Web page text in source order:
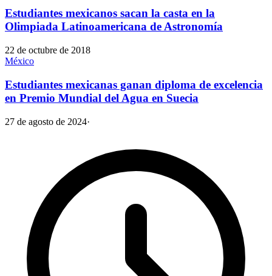
Estudiantes mexicanos sacan la casta en la
Olimpiada Latinoamericana de Astronomía
22 de octubre de 2018
México
Estudiantes mexicanas ganan diploma de excelencia
en Premio Mundial del Agua en Suecia
27 de agosto de 2024·